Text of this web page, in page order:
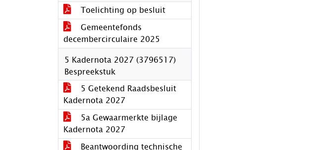
Toelichting op besluit
Gemeentefonds
decembercirculaire 2025
5 Kadernota 2027 (3796517)
Bespreekstuk
5 Getekend Raadsbesluit
Kadernota 2027
5a Gewaarmerkte bijlage
Kadernota 2027
Beantwoording technische